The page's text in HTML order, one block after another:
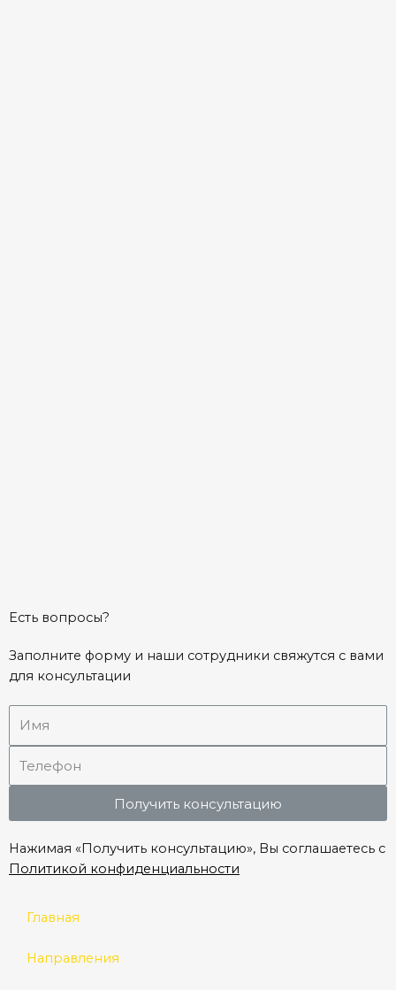
Есть вопросы?
Заполните форму и наши сотрудники свяжутся с вами
для консультации
Получить консультацию
Нажимая «Получить консультацию», Вы соглашаетесь с
Политикой конфиденциальности
Главная
Направления